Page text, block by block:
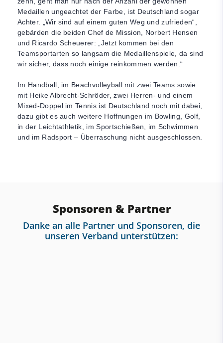
Medaillen ungeachtet der Farbe, ist Deutschland sogar
Achter. „Wir sind auf einem guten Weg und zufrieden“,
gebärden die beiden Chef de Mission, Norbert Hensen
und Ricardo Scheuerer: „Jetzt kommen bei den
Teamsportarten so langsam die Medaillenspiele, da sind
wir sicher, dass noch einige reinkommen werden.“
Im Handball, im Beachvolleyball mit zwei Teams sowie
mit Heike Albrecht-Schröder, zwei Herren- und einem
Mixed-Doppel im Tennis ist Deutschland noch mit dabei,
dazu gibt es auch weitere Hoffnungen im Bowling, Golf,
in der Leichtathletik, im Sportschießen, im Schwimmen
und im Radsport – Überraschung nicht ausgeschlossen.
Sponsoren & Partner
Danke an alle Partner und Sponsoren, die
unseren Verband unterstützen: